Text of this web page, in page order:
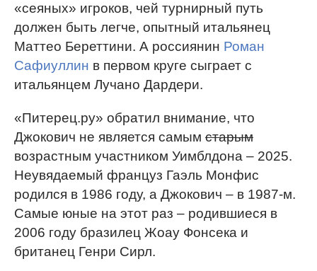
«сеяных» игроков, чей турнирный путь
должен быть легче, опытный итальянец
Маттео Береттини. А россиянин Роман
Сафиуллин в первом круге сыграет с
итальянцем Лучано Дардери.
«Питерец.ру» обратил внимание, что
Джокович не является самым старым
возрастным участником Уимблдона – 2025.
Неувядаемый француз Гаэль Монфис
родился в 1986 году, а Джокович – в 1987-м.
Самые юные на этот раз – родившиеся в
2006 году бразилец Жоау Фонсека и
британец Генри Сирл.